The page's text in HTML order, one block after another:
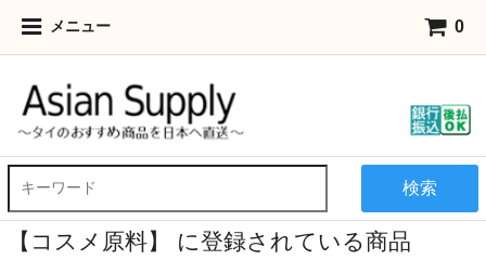
メニュー 0
検索
【コスメ原料】 に登録されている商品